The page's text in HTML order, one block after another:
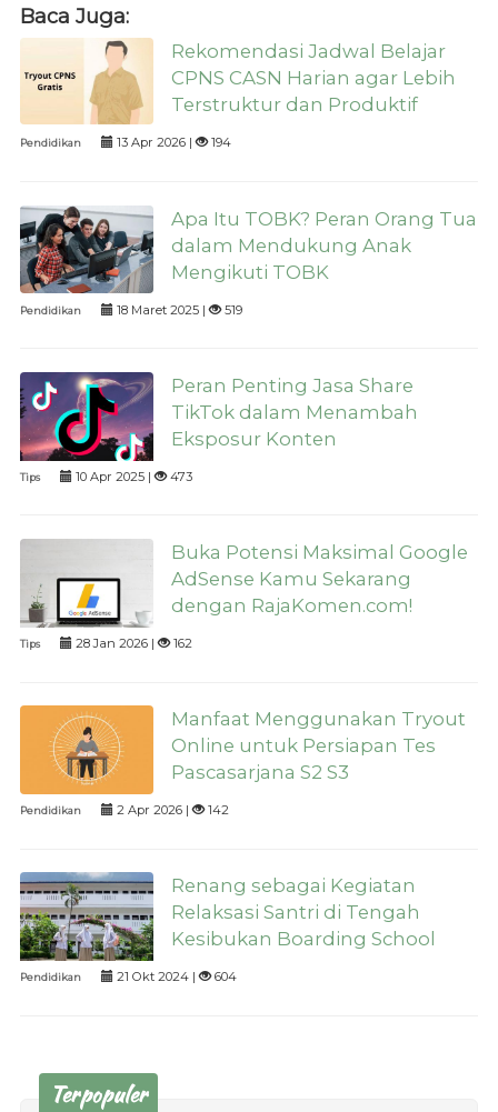
Baca Juga:
Rekomendasi Jadwal Belajar
CPNS CASN Harian agar Lebih
Terstruktur dan Produktif
Pendidikan 13 Apr 2026 | 194
Apa Itu TOBK? Peran Orang Tua
dalam Mendukung Anak
Mengikuti TOBK
Pendidikan 18 Maret 2025 | 519
Peran Penting Jasa Share
TikTok dalam Menambah
Eksposur Konten
Tips 10 Apr 2025 | 473
Buka Potensi Maksimal Google
AdSense Kamu Sekarang
dengan RajaKomen.com!
Tips 28 Jan 2026 | 162
Manfaat Menggunakan Tryout
Online untuk Persiapan Tes
Pascasarjana S2 S3
Pendidikan 2 Apr 2026 | 142
Renang sebagai Kegiatan
Relaksasi Santri di Tengah
Kesibukan Boarding School
Pendidikan 21 Okt 2024 | 604
Terpopuler